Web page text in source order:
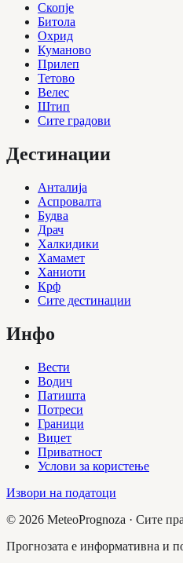
Скопје
Битола
Охрид
Куманово
Прилеп
Тетово
Велес
Штип
Сите градови
Дестинации
Анталија
Аспровалта
Будва
Драч
Халкидики
Хамамет
Ханиоти
Крф
Сите дестинации
Инфо
Вести
Водич
Патишта
Потреси
Граници
Виџет
Приватност
Услови за користење
Извори на податоци
© 2026 MeteoPrognoza · Сите
Прогнозата е информативна и